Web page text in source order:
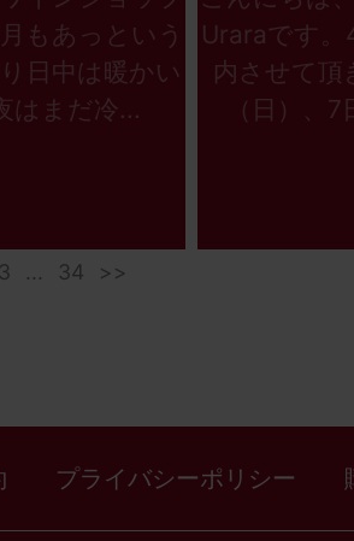
もあっという
日中は暖かい
はまだ冷...
Uraraです。
内させて頂
（日）、
3 ... 34 >>
プライバシーポリシー